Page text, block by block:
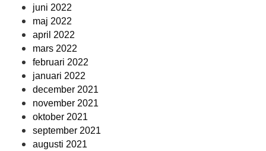
juni 2022
maj 2022
april 2022
mars 2022
februari 2022
januari 2022
december 2021
november 2021
oktober 2021
september 2021
augusti 2021